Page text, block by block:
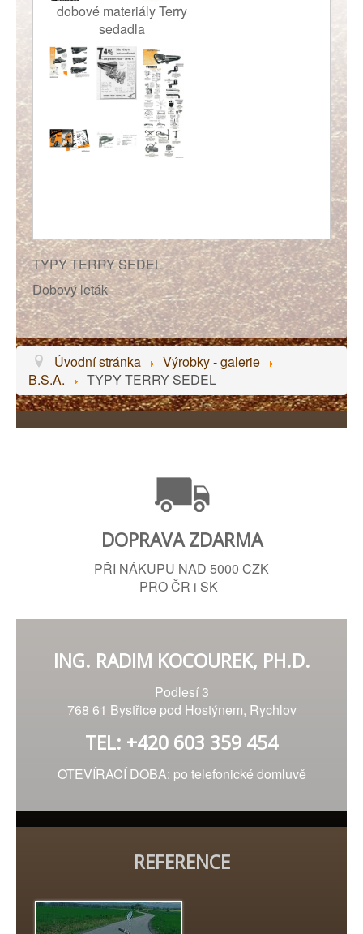
dobové materiály Terry
sedadla
TYPY TERRY SEDEL
Dobový leták
Úvodní stránka
Výrobky - galerie
B.S.A.
TYPY TERRY SEDEL
DOPRAVA ZDARMA
PŘI NÁKUPU NAD 5000 CZK
PRO ČR i SK
ING. RADIM KOCOUREK, PH.D.
Podlesí 3
768 61 Bystřice pod Hostýnem, Rychlov
TEL: +420 603 359 454
OTEVÍRACÍ DOBA: po telefonické domluvě
REFERENCE